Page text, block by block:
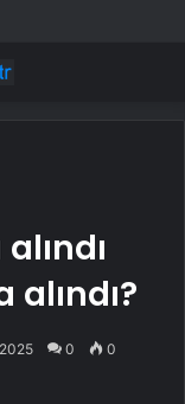
hastanelik oldu
alındı?
0 0